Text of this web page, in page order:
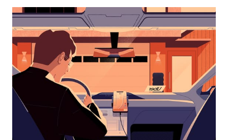
bas
interagir
avec
calendrier
et
sélectionner
une
date.
Appuyez